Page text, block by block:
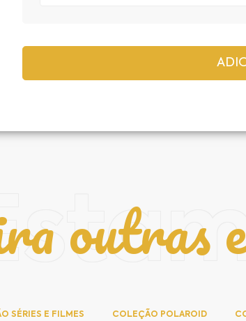
outras
SÉRIES E FILMES COLEÇÃO POLAROID